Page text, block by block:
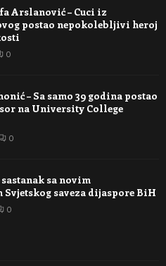
Arslanović – Cuci iz
postao nepokolebljivi heroj
0
– Sa samo 39 godina postao
na University College
0
sa novim
saveza dijaspore BiH
0